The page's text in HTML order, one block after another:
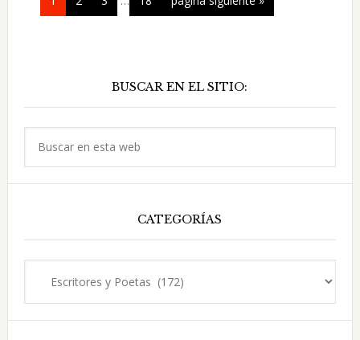
intermediasa
principal
BUSCAR EN EL SITIO:
CATEGORÍAS